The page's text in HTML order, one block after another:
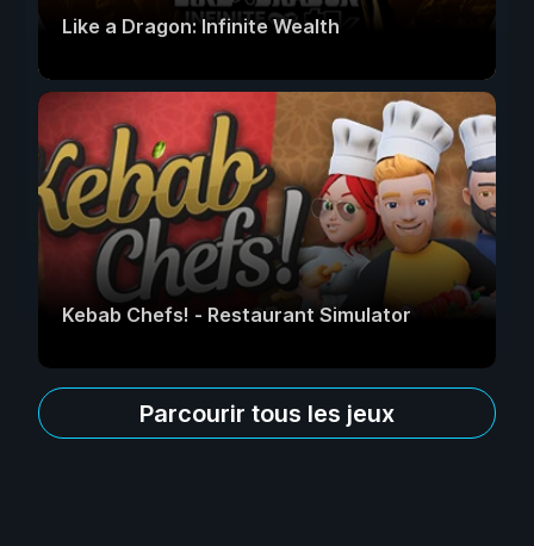
Like a Dragon: Infinite Wealth
Kebab Chefs! - Restaurant Simulator
Parcourir tous les jeux